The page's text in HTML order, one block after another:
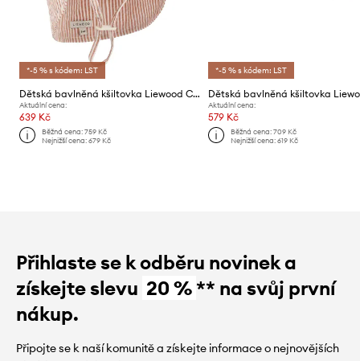
*-5 % s kódem: LST
Dětská bavlněná kšiltovka Liewood Cecilia Sun Hat
Aktuální cena:
639 Kč
Běžná cena:759 Kč
Nejnižší cena:679 Kč
*-5 % s kódem: LST
Aktuální cena:
579 Kč
Běžná cena: 709 Kč
Nejnižší cena: 619 Kč
Přihlaste se k odběru novinek a
získejte slevu 20 %** na svůj první
nákup.
Připojte se k naší komunitě a získejte informace o nejnovějších